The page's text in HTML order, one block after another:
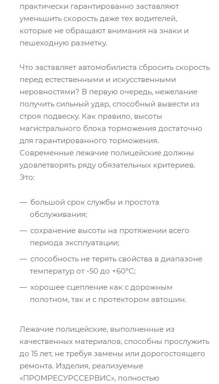
практически гарантированно заставляют
уменьшить скорость даже тех водителей,
которые не обращают внимания на знаки и
пешеходную разметку.
Что заставляет автомобилиста сбросить скорость
перед естественными и искусственными
неровностями? В первую очередь, нежелание
получить сильный удар, способный вывести из
строя подвеску. Как правило, высоты
магистрального блока торможения достаточно
для гарантированного торможения.
Современные лежачие полицейские должны
удовлетворять ряду обязательных критериев.
Это:
большой срок службы и простота
обслуживания;
сохранение высоты на протяжении всего
периода эксплуатации;
способность не терять свойства в диапазоне
температур от -50 до +60°С;
хорошее сцепление как с дорожным
полотном, так и с протектором автошин.
Лежачие полицейские, выполненные из
качественных материалов, способны прослужить
до 15 лет, не требуя замены или дорогостоящего
ремонта. Изделия, реализуемые
«ПРОМРЕСУРССЕРВИС», полностью